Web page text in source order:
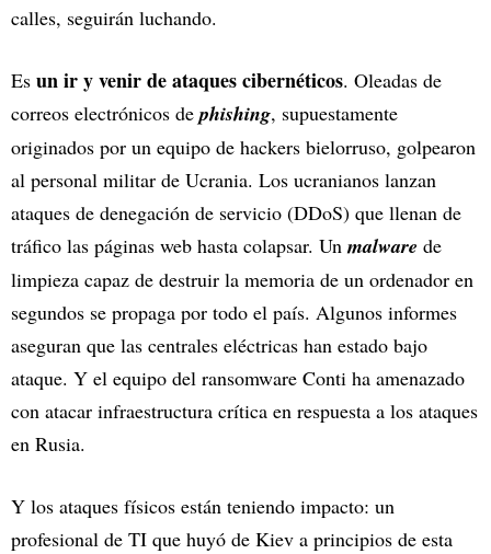
calles, seguirán luchando.
Es un ir y venir de ataques cibernéticos. Oleadas de
correos electrónicos dephishing, supuestamente
originados por un equipo de hackers bielorruso, golpearon
al personal militar de Ucrania. Los ucranianos lanzan
ataques de denegación de servicio (DDoS) que llenan de
tráfico las páginas web hasta colapsar. Un malware de
limpieza capaz de destruir la memoria de un ordenador en
segundos se propaga por todo el país. Algunos informes
aseguran que las centrales eléctricas han estado bajo
ataque. Y el equipo del ransomware Conti ha amenazado
con atacar infraestructura crítica en respuesta a los ataques
en Rusia.
Y los ataques físicos están teniendo impacto: un
profesional de TI que huyó de Kiev a principios de esta